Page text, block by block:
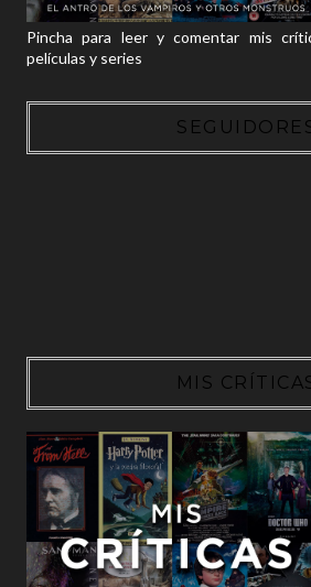
Pincha para leer y comentar mis
películas y series
MIS